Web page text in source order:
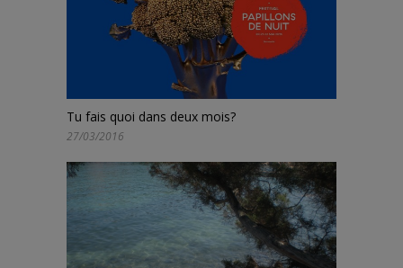
Tu fais quoi dans deux mois?
27/03/2016